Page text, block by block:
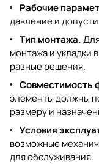
Рабочие
давление и
Тип монтажа.
монтажа и укладки
разные решения.
Совместимость
элементы должны
размеру и
Условия
возможные
для обслуживания.